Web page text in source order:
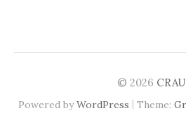
© 2026
Powered byWordPress | Theme: